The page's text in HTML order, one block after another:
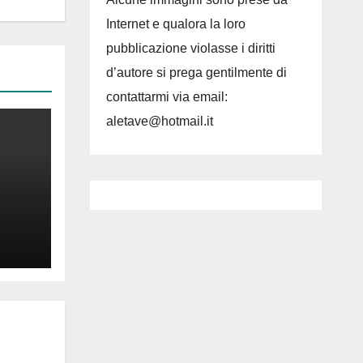
Internet e qualora la loro
pubblicazione violasse i diritti
d’autore si prega gentilmente di
contattarmi via email:
aletave@hotmail.it